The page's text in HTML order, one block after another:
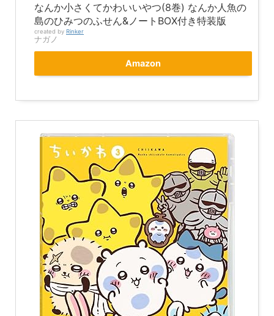
なんか小さくてかわいいやつ(8巻) なんか人魚の
島のひみつのふせん&ノートBOX付き特装版
created by Rinker
ナガノ
Amazon